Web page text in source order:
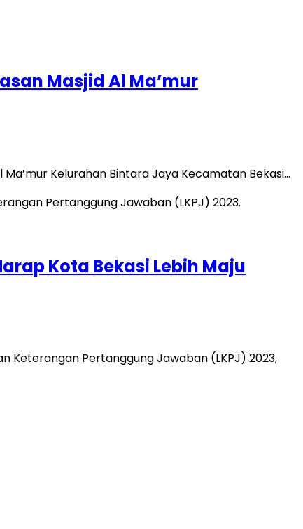
Masjid Al Ma’mur
Kelurahan Bintara Jaya Kecamatan Bekasi…
Kota Bekasi Lebih Maju
Keterangan Pertanggung Jawaban (LKPJ) 2023,